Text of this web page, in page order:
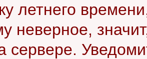
летнего
неверное,
сервере.